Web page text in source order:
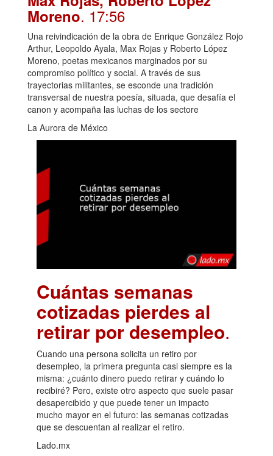
Moreno. 17:56
Una reivindicación de la obra de Enrique González Rojo
Arthur, Leopoldo Ayala, Max Rojas y Roberto López
Moreno, poetas mexicanos marginados por su
compromiso político y social. A través de sus
trayectorias militantes, se esconde una tradición
transversal de nuestra poesía, situada, que desafía el
canon y acompaña las luchas de los sectore
La Aurora de México
Cuántas semanas
cotizadas pierdes al
retirar por desempleo.
Cuando una persona solicita un retiro por
desempleo, la primera pregunta casi siempre es la
misma: ¿cuánto dinero puedo retirar y cuándo lo
recibiré? Pero, existe otro aspecto que suele pasar
desapercibido y que puede tener un impacto
mucho mayor en el futuro: las semanas cotizadas
que se descuentan al realizar el retiro.
Lado.mx